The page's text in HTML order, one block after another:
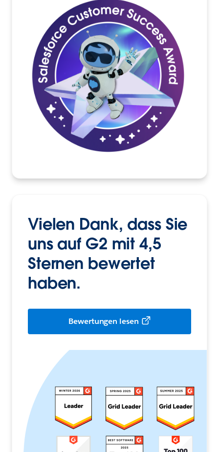
Vielen Dank, dass Sie
uns auf G2 mit 4,5
Sternen bewertet
haben.
Bewertungen lesen